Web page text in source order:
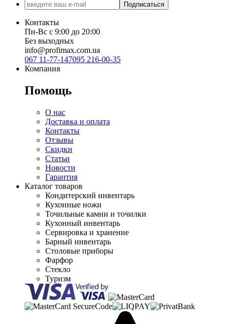
Подписаться
Контакты
Пн-Вс с 9:00 до 20:00
Без выходных
info@profimax.com.ua
067 11-77-147095 216-00-35
Компания
Помощь
О нас
Доставка и оплата
Контакты
Отзывы
Скидки
Статьи
Новости
Гарантия
Каталог товаров
Кондитерский инвентарь
Кухонные ножи
Точильные камни и точилки
Кухонный инвентарь
Сервировка и хранение
Барный инвентарь
Столовые приборы
Фарфор
Стекло
Туризм